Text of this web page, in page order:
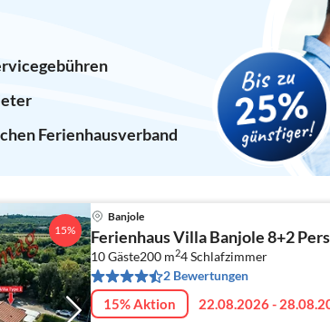
Ferienhausverband
15%
Banjole
Ferienhaus Villa Banjole 8+2
10 Gäste200 m24Schlafzimmer
2 Bewertungen
15% Aktion 22.08.2026 -